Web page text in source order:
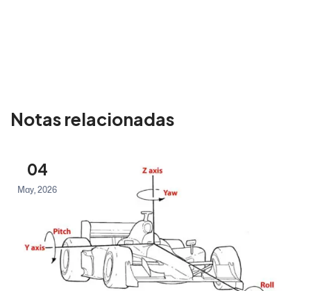
Notas relacionadas
04
May, 2026